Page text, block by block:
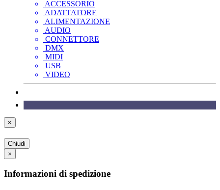
ACCESSORIO
ADATTATORE
ALIMENTAZIONE
AUDIO
CONNETTORE
DMX
MIDI
USB
VIDEO
×
Chiudi
×
Informazioni di spedizione